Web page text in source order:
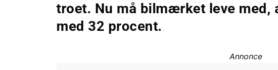
troet. Nu må bilmærket leve med,
med 32 procent.
Annonce